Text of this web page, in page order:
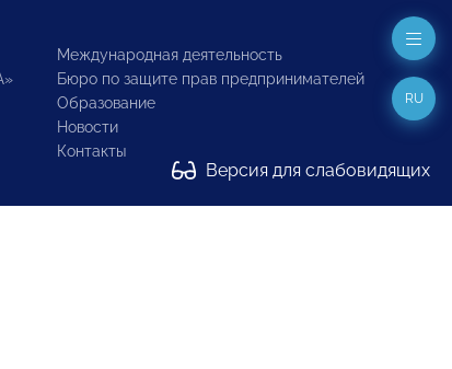
Международная деятельность
Бюро по защите прав предпринимателей
Образование
Новости
Контакты
Версия для слабовидящих
RU